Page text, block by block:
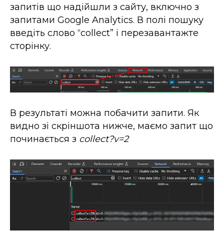
запитів що надійшли з сайту, включно з
запитами Google Analytics. В полі пошуку
введіть слово “collect” і перезавантажте
сторінку.
В результаті можна побачити запити. Як
видно зі скріншота нижче, маємо запит що
починається з collect?v=2